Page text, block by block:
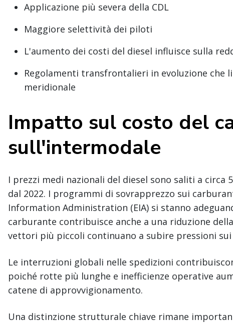
Applicazione più severa della CDL
Maggiore selettività dei piloti
L'aumento dei costi del diesel influisce sulla
Regolamenti transfrontalieri in evoluzione che
meridionale
Impatto sul costo del
sull'intermodale
I prezzi medi nazionali del diesel sono saliti a
dal 2022. I programmi di sovrapprezzo sui
Information Administration (EIA) si stanno
carburante contribuisce anche a una riduzione
vettori più piccoli continuano a subire pressioni
Le interruzioni globali nelle spedizioni
poiché rotte più lunghe e inefficienze operative
catene di approvvigionamento.
Una distinzione strutturale chiave rimane